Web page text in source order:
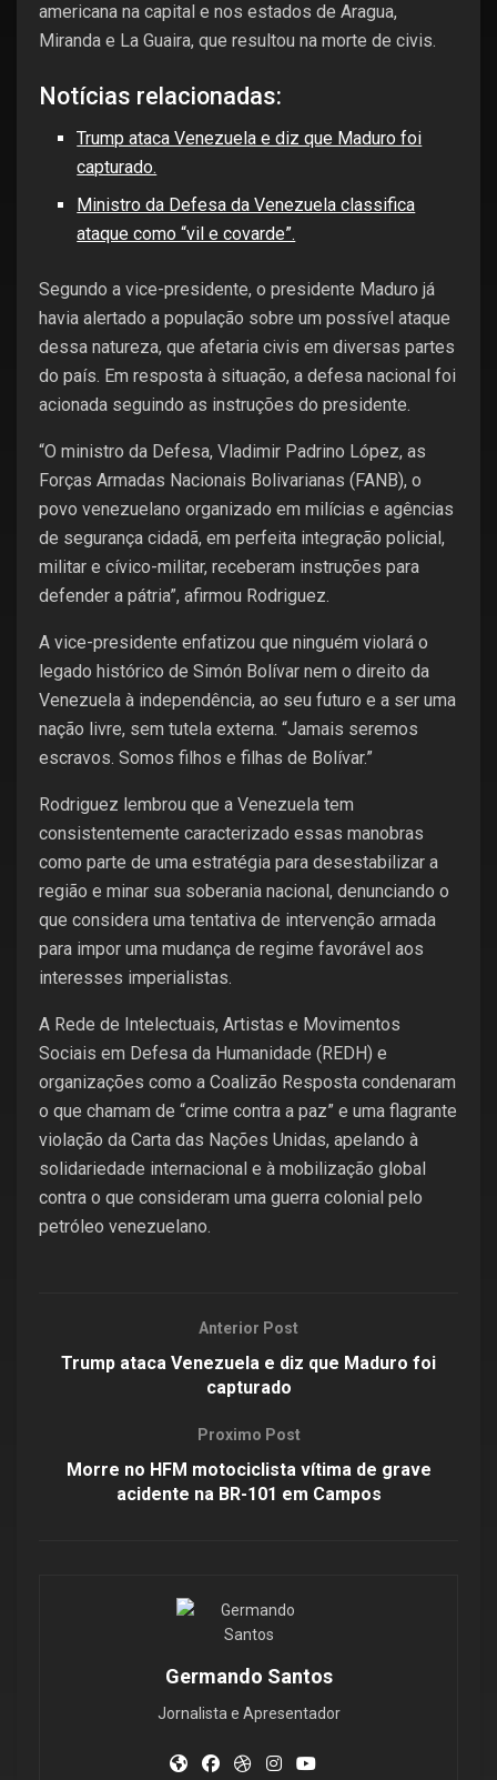
americana na capital e nos estados de Aragua,
Miranda e La Guaira, que resultou na morte de civis.
Notícias relacionadas:
Trump ataca Venezuela e diz que Maduro foi
capturado.
Ministro da Defesa da Venezuela classifica
ataque como “vil e covarde”.
Segundo a vice-presidente, o presidente Maduro já
havia alertado a população sobre um possível ataque
dessa natureza, que afetaria civis em diversas partes
do país. Em resposta à situação, a defesa nacional foi
acionada seguindo as instruções do presidente.
“O ministro da Defesa, Vladimir Padrino López, as
Forças Armadas Nacionais Bolivarianas (FANB), o
povo venezuelano organizado em milícias e agências
de segurança cidadã, em perfeita integração policial,
militar e cívico-militar, receberam instruções para
defender a pátria”, afirmou Rodriguez.
A vice-presidente enfatizou que ninguém violará o
legado histórico de Simón Bolívar nem o direito da
Venezuela à independência, ao seu futuro e a ser uma
nação livre, sem tutela externa. “Jamais seremos
escravos. Somos filhos e filhas de Bolívar.”
Rodriguez lembrou que a Venezuela tem
consistentemente caracterizado essas manobras
como parte de uma estratégia para desestabilizar a
região e minar sua soberania nacional, denunciando o
que considera uma tentativa de intervenção armada
para impor uma mudança de regime favorável aos
interesses imperialistas.
A Rede de Intelectuais, Artistas e Movimentos
Sociais em Defesa da Humanidade (REDH) e
organizações como a Coalizão Resposta condenaram
o que chamam de “crime contra a paz” e uma flagrante
violação da Carta das Nações Unidas, apelando à
solidariedade internacional e à mobilização global
contra o que consideram uma guerra colonial pelo
petróleo venezuelano.
Anterior Post
Trump ataca Venezuela e diz que Maduro foi
capturado
Proximo Post
Morre no HFM motociclista vítima de grave
acidente na BR-101 em Campos
Germando Santos
Jornalista e Apresentador